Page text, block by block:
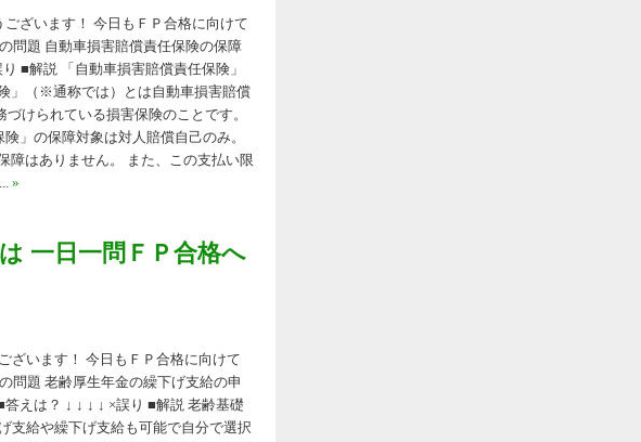
ざいます！ 今日もＦＰ合格に向けて
問題 自動車損害賠償責任保険の保障
■解説 「自動車損害賠償責任保険」
」（※通称では）とは自動車損害賠償
けられている損害保険のことです。
」の保障対象は対人賠償自己のみ。
障はありません。 また、この支払い限
»
一日一問ＦＰ合格へ
ざいます！ 今日もＦＰ合格に向けて
問題 老齢厚生年金の繰下げ支給の申
えは？ ↓ ↓ ↓ ↓ ×誤り ■解説 老齢基礎
支給や繰下げ支給も可能で自分で選択